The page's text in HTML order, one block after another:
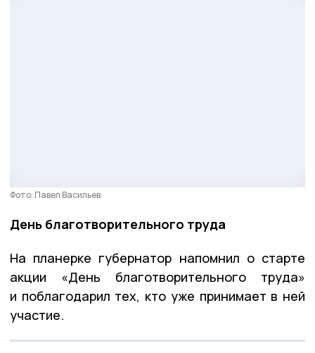
Фото: Павел Васильев
День благотворительного труда
На планерке губернатор напомнил о старте
акции «День благотворительного труда»
и поблагодарил тех, кто уже принимает в ней
участие.